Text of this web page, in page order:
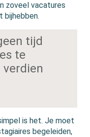
zoveel vacatures
bijhebben.
tijd
te
verdien
is het. Je moet
begeleiden,